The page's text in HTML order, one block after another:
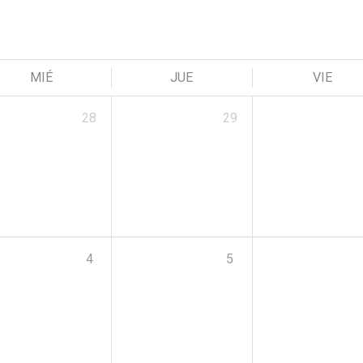
MIÉ JUE VIE
28 29
4 5